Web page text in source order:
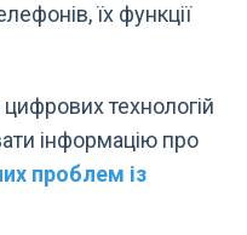
їх функції
технологій
інформацію про
проблем із